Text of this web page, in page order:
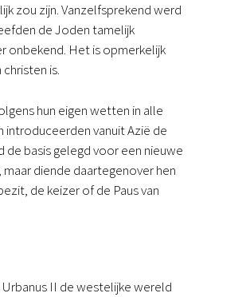
zou zijn. Vanzelfsprekend werd
de Joden tamelijk
onbekend. Het is opmerkelijk
is.
hun eigen wetten in alle
introduceerden vanuit Azië de
basis gelegd voor een nieuwe
diende daartegenover hen
de keizer of de Paus van
Urbanus II de westelijke wereld